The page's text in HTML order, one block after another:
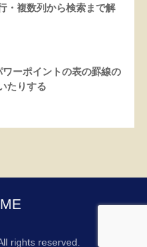
・複数列から検索まで解
ーポイントの表の罫線の
たりする
rights reserved.